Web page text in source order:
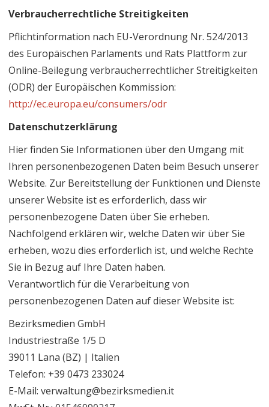
Verbraucherrechtliche Streitigkeiten
Pflichtinformation nach EU-Verordnung Nr. 524/2013
des Europäischen Parlaments und Rats Plattform zur
Online-Beilegung verbraucherrechtlicher Streitigkeiten
(ODR) der Europäischen Kommission:
http://ec.europa.eu/consumers/odr
Datenschutzerklärung
Hier finden Sie Informationen über den Umgang mit
Ihren personenbezogenen Daten beim Besuch unserer
Website. Zur Bereitstellung der Funktionen und Dienste
unserer Website ist es erforderlich, dass wir
personenbezogene Daten über Sie erheben.
Nachfolgend erklären wir, welche Daten wir über Sie
erheben, wozu dies erforderlich ist, und welche Rechte
Sie in Bezug auf Ihre Daten haben.
Verantwortlich für die Verarbeitung von
personenbezogenen Daten auf dieser Website ist:
Bezirksmedien GmbH
Industriestraße 1/5 D
39011 Lana (BZ) | Italien
Telefon: +39 0473 233024
E-Mail: verwaltung@bezirksmedien.it